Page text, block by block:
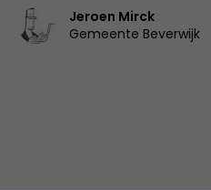
Jeroen Mirck
Gemeente Beverwijk